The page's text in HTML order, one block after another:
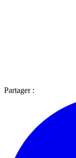
Partager :